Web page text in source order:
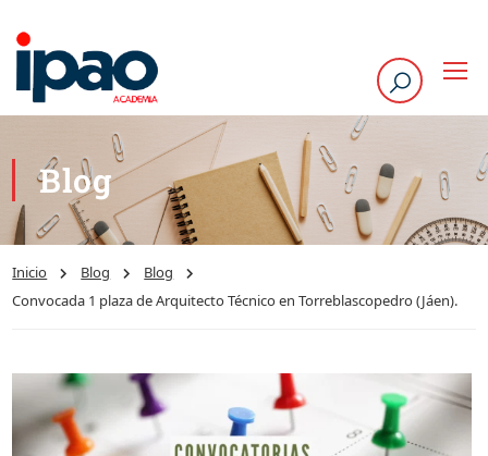
Blog
Inicio Blog
Blog
Convocada 1 plaza de Arquitecto Técnico en Torreblascopedro (Jáen).